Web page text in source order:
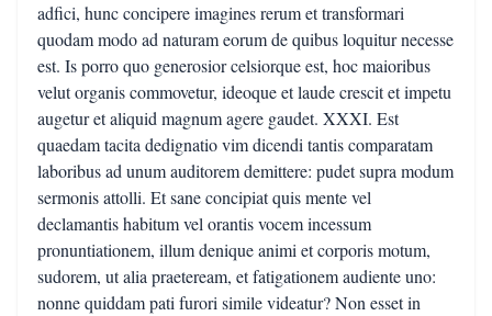
adfici, hunc concipere imagines rerum et transformari
quodam modo ad naturam eorum de quibus loquitur necesse
est. Is porro quo generosior celsiorque est, hoc maioribus
velut organis commovetur, ideoque et laude crescit et impetu
augetur et aliquid magnum agere gaudet. XXXI. Est
quaedam tacita dedignatio vim dicendi tantis comparatam
laboribus ad unum auditorem demittere: pudet supra modum
sermonis attolli. Et sane concipiat quis mente vel
declamantis habitum vel orantis vocem incessum
pronuntiationem, illum denique animi et corporis motum,
sudorem, ut alia praeteream, et fatigationem audiente uno:
nonne quiddam pati furori simile videatur? Non esset in